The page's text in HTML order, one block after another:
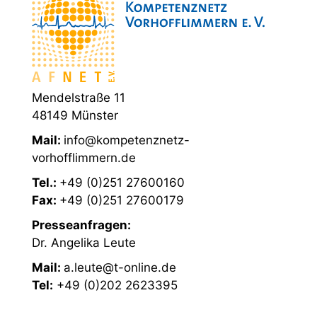
Mendelstraße 11
48149 Münster
Mail: info@kompetenznetz-
vorhofflimmern.de
Tel.: +49 (0)251 27600160
Fax: +49 (0)251 27600179
Presseanfragen:
Dr. Angelika Leute
Mail: a.leute@t-online.de
Tel: +49 (0)202 2623395